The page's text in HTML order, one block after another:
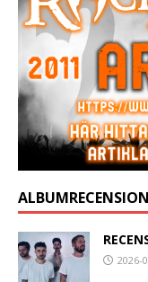
2026-